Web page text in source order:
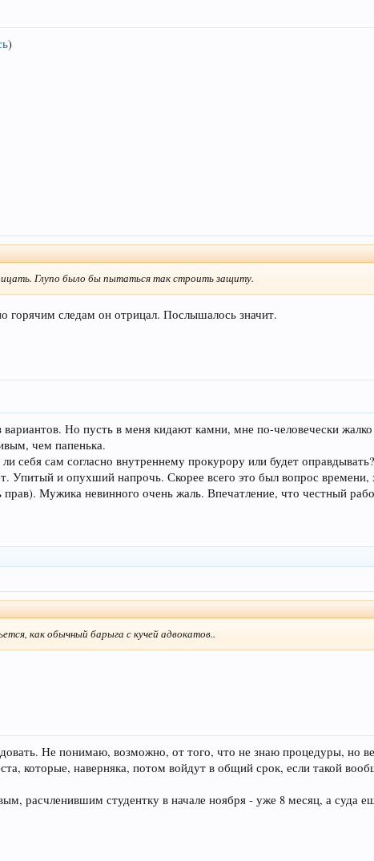
)
Глупо было бы пытаться так строить защиту.
горячим следам он отрицал. Послышалось значит.
вариантов. Но пусть в меня кидают камни, мне по-человечески
чем папенька.
себя сам согласно внутреннему прокурору или будет оправдывать?
Упитый и опухший напрочь. Скорее всего это был вопрос
Мужика невинного очень жаль. Впечатление, что честный
как обычный барыга с кучей адвокатов..
Не понимаю, возможно, от того, что не знаю процедуры, но
которые, наверняка, потом войдут в общий срок, если такой
расчленившим студентку в начале ноября - уже 8 месяц, а суда